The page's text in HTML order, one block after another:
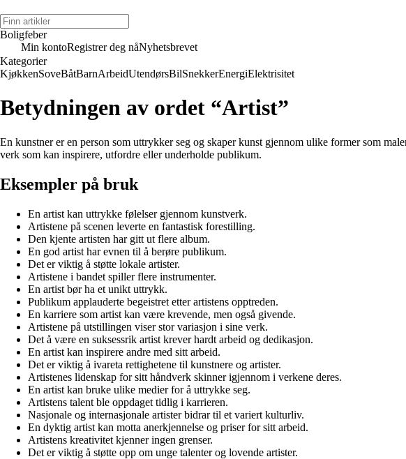
Boligfeber
Min kontoRegistrer deg nåNyhetsbrevet
Kategorier
KjøkkenSoveBåtBarnArbeidUtendørsBilSnekkerEnergiElektrisitet
Betydningen av ordet “Artist”
En kunstner er en person som uttrykker seg og skaper kunst gjennom ulike former som
verk som kan inspirere, utfordre eller underholde publikum.
Eksempler på bruk
En artist kan uttrykke følelser gjennom kunstverk.
Artistene på scenen leverte en fantastisk forestilling.
Den kjente artisten har gitt ut flere album.
En god artist har evnen til å berøre publikum.
Det er viktig å støtte lokale artister.
Artistene i bandet spiller flere instrumenter.
En artist bør ha et unikt uttrykk.
Publikum applauderte begeistret etter artistens opptreden.
En karriere som artist kan være krevende, men også givende.
Artistene på utstillingen viser stor variasjon i sine verk.
Det å være en suksessrik artist krever hardt arbeid og dedikasjon.
En artist kan inspirere andre med sitt arbeid.
Det er viktig å ivareta rettighetene til kunstnere og artister.
Artistenes lidenskap for sitt håndverk skinner igjennom i verkene deres.
En artist kan bruke ulike medier for å uttrykke seg.
Artistens talent ble oppdaget tidlig i karrieren.
Nasjonale og internasjonale artister bidrar til et variert kulturliv.
En dyktig artist kan motta anerkjennelse og priser for sitt arbeid.
Artistens kreativitet kjenner ingen grenser.
Det er viktig å støtte opp om unge talenter og lovende artister.